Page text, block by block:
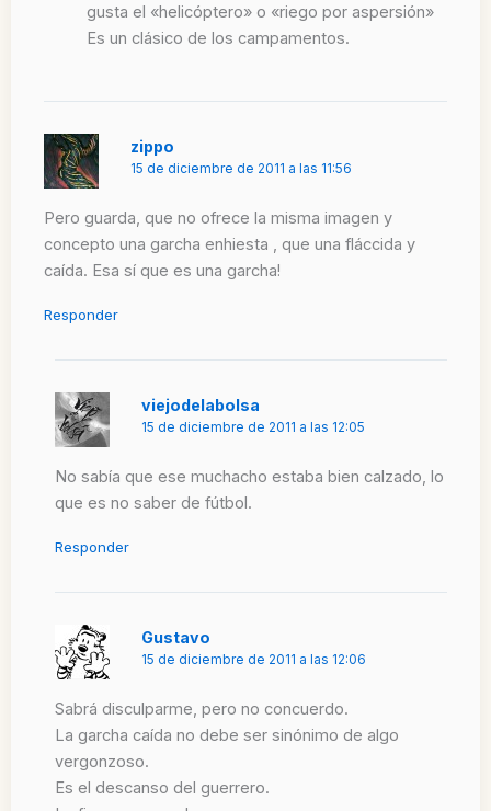
gusta el «helicóptero» o «riego por aspersión»
Es un clásico de los campamentos.
zippo
15 de diciembre de 2011 a las 11:56
Pero guarda, que no ofrece la misma imagen y
concepto una garcha enhiesta , que una fláccida y
caída. Esa sí que es una garcha!
Responder
viejodelabolsa
15 de diciembre de 2011 a las 12:05
No sabía que ese muchacho estaba bien calzado, lo
que es no saber de fútbol.
Responder
Gustavo
15 de diciembre de 2011 a las 12:06
Sabrá disculparme, pero no concuerdo.
La garcha caída no debe ser sinónimo de algo
vergonzoso.
Es el descanso del guerrero.